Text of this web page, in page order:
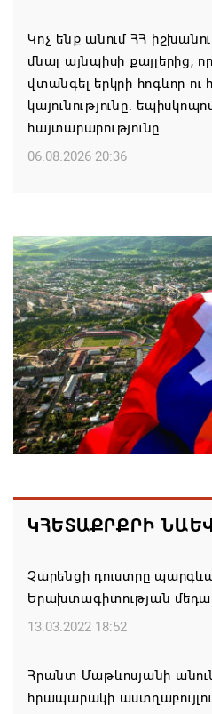
Կոչ ենք անում ՀՀ
մնալ այնպիսի քայլերից,
վտանգել երկրի հոգևոր
կայունությունը.
հայտարարությունը
06.08.2026 20:36
այցելելուց․ Մատվիենկո
06.08.2026 20:30
ՌԴ–ն ՀՀ–ից երկաթուղու
կառավարման մասին
ստացել. Օվերչուկ
06.08.2026 19:03
Հայաստանյայց
կառավարության հետ
հակամարտության
06.08.2026 17:52
ԿՀԵՏԱՔՐՔՐԻ
Չարենցի դուստրը
Երախտագիտության
13.03.2022 18:52
Հրանտ Մաթևոսյանի
հրապարակի